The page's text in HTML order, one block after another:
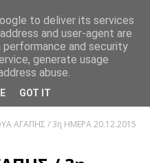
ΑΓΑΠΗΣ / 3η ΗΜΕΡΑ 20.12.2015
to deliver its services
and user-agent are
and security
generate usage
abuse.
GOT IT